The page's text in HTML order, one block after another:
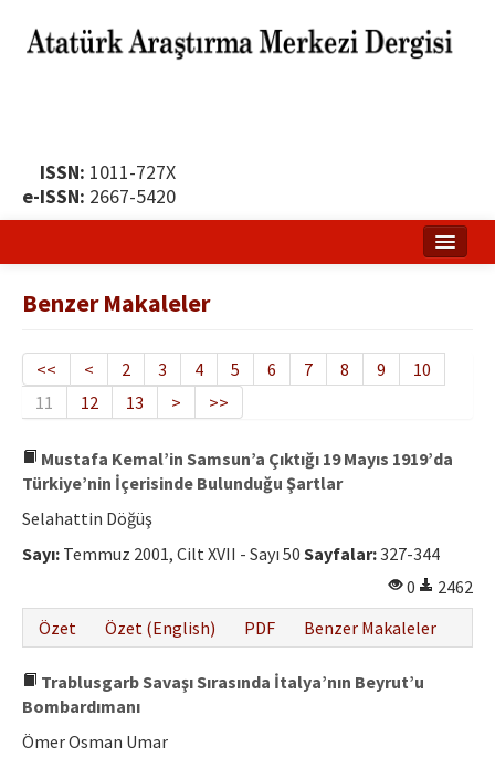
ISSN: 1011-727X
e-ISSN: 2667-5420
Yayın Politikası
Dergi Kurulları
Yayın İlkeleri
Etik İlkeler
Yazar Rehberi
İletişim
Benzer Makaleler
<< < 2 3 4 5 6 7 8 9
10
11
12 13 > >>
Mustafa Kemal’in Samsun’a Çıktığı 19 Mayıs 1919’da
Türkiye’nin İçerisinde Bulunduğu Şartlar
Selahattin Döğüş
Sayı: Temmuz 2001, Cilt XVII - Sayı 50 Sayfalar:327-344
0
2462
Özet
Özet (English) PDF Benzer Makaleler
Trablusgarb Savaşı Sırasında İtalya’nın Beyrut’u
Bombardımanı
Ömer Osman Umar